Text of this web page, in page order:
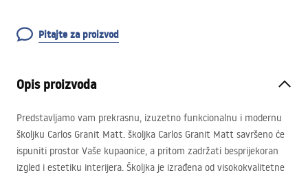
Pitajte za proizvod
Opis proizvoda
Predstavljamo vam prekrasnu, izuzetno funkcionalnu i modernu
školjku Carlos Granit Matt. školjka Carlos Granit Matt savršeno će
ispuniti prostor Vaše kupaonice, a pritom zadržati besprijekoran
izgled i estetiku interijera. Školjka je izrađena od visokokvalitetne